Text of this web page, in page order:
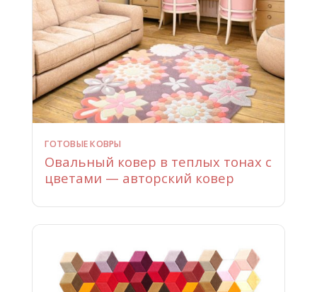
ГОТОВЫЕ КОВРЫ
Овальный ковер в теплых тонах с
цветами — авторский ковер